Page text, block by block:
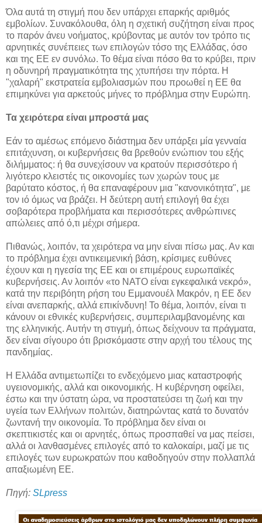
Όλα αυτά τη στιγμή που δεν υπάρχει επαρκής αριθμός
εμβολίων. Συνακόλουθα, όλη η σχετική συζήτηση είναι προς
το παρόν άνευ νοήματος, κρύβοντας με αυτόν τον τρόπο τις
αρνητικές συνέπειες των επιλογών τόσο της Ελλάδας, όσο
και της ΕΕ εν συνόλω. Το θέμα είναι πόσο θα το κρύβει, πριν
η οδυνηρή πραγματικότητα της χτυπήσει την πόρτα. Η
"χαλαρή" εκστρατεία εμβολιασμών που προωθεί η ΕΕ θα
επιμηκύνει για αρκετούς μήνες το πρόβλημα στην Ευρώπη.
Τα χειρότερα είναι μπροστά μας
Εάν το αμέσως επόμενο διάστημα δεν υπάρξει μία γενναία
επιτάχυνση, οι κυβερνήσεις θα βρεθούν ενώπιον του εξής
διλήμματος: ή θα συνεχίσουν να κρατούν περισσότερο ή
λιγότερο κλειστές τις οικονομίες των χωρών τους με
βαρύτατο κόστος, ή θα επαναφέρουν μια "κανονικότητα", με
τον ιό όμως να βράζει. Η δεύτερη αυτή επιλογή θα έχει
σοβαρότερα προβλήματα και περισσότερες ανθρώπινες
απώλειες από ό,τι μέχρι σήμερα.
Πιθανώς, λοιπόν, τα χειρότερα να μην είναι πίσω μας. Αν και
το πρόβλημα έχει αντικειμενική βάση, κρίσιμες ευθύνες
έχουν και η ηγεσία της ΕΕ και οι επιμέρους ευρωπαϊκές
κυβερνήσεις. Αν λοιπόν «το ΝΑΤΟ είναι εγκεφαλικά νεκρό»,
κατά την περιβόητη ρήση του Εμμανουέλ Μακρόν, η ΕΕ δεν
είναι ανεπαρκής, αλλά επικίνδυνη! Το θέμα, λοιπόν, είναι τι
κάνουν οι εθνικές κυβερνήσεις, συμπεριλαμβανομένης και
της ελληνικής. Αυτήν τη στιγμή, όπως δείχνουν τα πράγματα,
δεν είναι σίγουρο ότι βρισκόμαστε στην αρχή του τέλους της
πανδημίας.
Η Ελλάδα αντιμετωπίζει το ενδεχόμενο μιας καταστροφής
υγειονομικής, αλλά και οικονομικής. Η κυβέρνηση οφείλει,
έστω και την ύστατη ώρα, να προστατεύσει τη ζωή και την
υγεία των Ελλήνων πολιτών, διατηρώντας κατά το δυνατόν
ζωντανή την οικονομία. Το πρόβλημα δεν είναι οι
σκεπτικιστές και οι αρνητές, όπως προσπαθεί να μας πείσει,
αλλά οι λανθασμένες επιλογές από το καλοκαίρι, μαζί με τις
επιλογές των ευρωκρατών που καθοδηγούν στην πολλαπλά
απαξιωμένη ΕΕ.
Πηγή: SLpress